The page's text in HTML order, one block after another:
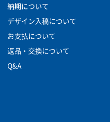
納期について
デザイン入稿について
お支払について
返品・交換について
Q&A